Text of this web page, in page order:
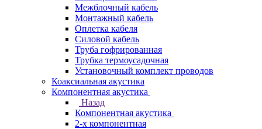
Межблочный кабель
Монтажный кабель
Оплетка кабеля
Силовой кабель
Труба гофрированная
Трубка термоусадочная
Установочный комплект проводов
Коаксиальная акустика
Компонентная акустика
Назад
Компонентная акустика
2-х компонентная